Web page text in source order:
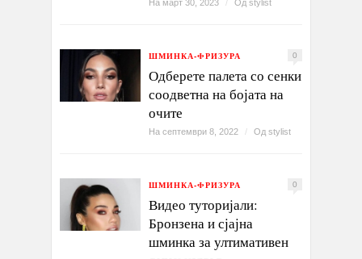
На март 30, 2023 / Од stylist
ШМИНКА-ФРИЗУРА 0
Одберете палета со сенки
соодветна на бојата на
очите
На септември 8, 2022 / Од stylist
ШМИНКА-ФРИЗУРА 0
Видео туторијали:
Бронзена и сјајна
шминка за ултимативен